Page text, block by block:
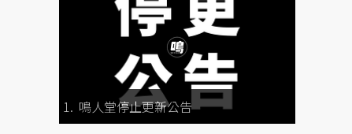
鳴人堂停止更新公告